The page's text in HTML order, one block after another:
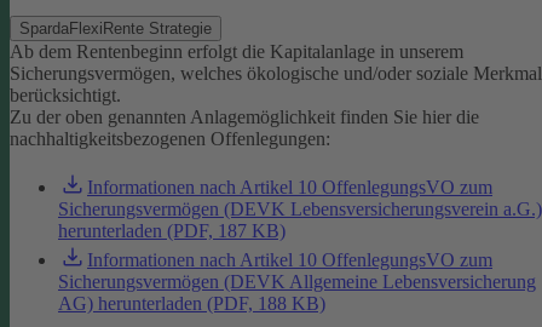
SpardaFlexiRente Strategie
Ab dem Rentenbeginn erfolgt die Kapitalanlage in unserem
Sicherungsvermögen, welches ökologische und/oder soziale
berücksichtigt.
Zu der oben genannten Anlagemöglichkeit finden Sie hier die
nachhaltigkeitsbezogenen Offenlegungen:
Informationen nach Artikel 10 OffenlegungsVO zum
Sicherungsvermögen (DEVK Lebensversicherungsverein a.G.)
herunterladen (PDF, 187 KB)
Informationen nach Artikel 10 OffenlegungsVO zum
Sicherungsvermögen (DEVK Allgemeine Lebensversicherung
AG) herunterladen (PDF, 188 KB)